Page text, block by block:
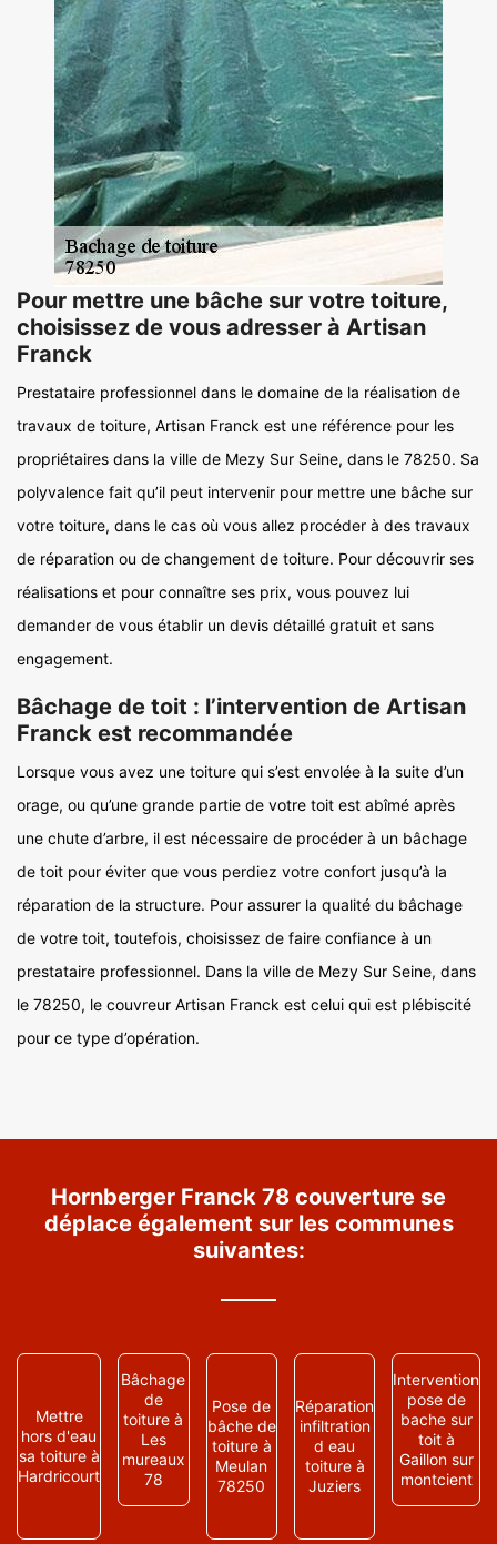
Pour mettre une bâche sur votre toiture,
choisissez de vous adresser à Artisan
Franck
Prestataire professionnel dans le domaine de la réalisation de
travaux de toiture, Artisan Franck est une référence pour les
propriétaires dans la ville de Mezy Sur Seine, dans le 78250. Sa
polyvalence fait qu’il peut intervenir pour mettre une bâche sur
votre toiture, dans le cas où vous allez procéder à des travaux
de réparation ou de changement de toiture. Pour découvrir ses
réalisations et pour connaître ses prix, vous pouvez lui
demander de vous établir un devis détaillé gratuit et sans
engagement.
Bâchage de toit : l’intervention de Artisan
Franck est recommandée
Lorsque vous avez une toiture qui s’est envolée à la suite d’un
orage, ou qu’une grande partie de votre toit est abîmé après
une chute d’arbre, il est nécessaire de procéder à un bâchage
de toit pour éviter que vous perdiez votre confort jusqu’à la
réparation de la structure. Pour assurer la qualité du bâchage
de votre toit, toutefois, choisissez de faire confiance à un
prestataire professionnel. Dans la ville de Mezy Sur Seine, dans
le 78250, le couvreur Artisan Franck est celui qui est plébiscité
pour ce type d’opération.
Hornberger Franck 78 couverture se
déplace également sur les communes
suivantes:
Mettre
hors d'eau
sa toiture à
Hardricourt
Bâchage
de
toiture à
Les
mureaux
78
Pose de
bâche de
toiture à
Meulan
78250
Réparation
infiltration
d eau
toiture à
Juziers
Intervention
pose de
bache sur
toit à
Gaillon sur
montcient